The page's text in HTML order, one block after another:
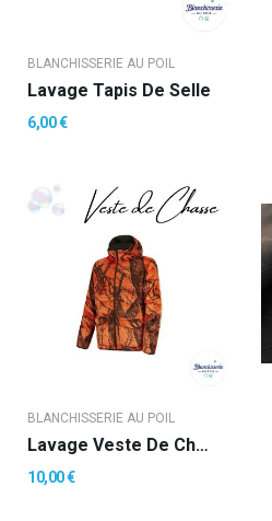
BLANCHISSERIE AU POIL
Lavage Tapis De Selle
6,00 €
BLANCHISSERIE AU POIL
Lavage Veste De Chasse Ou Autre
10,00 €